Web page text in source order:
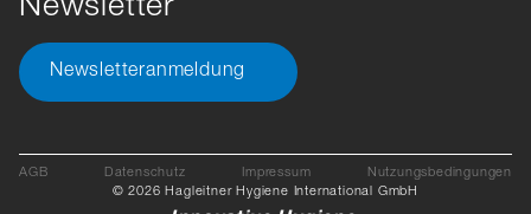
Newsletter
Newsletteranmeldung
AGB Datenschutz Impressum
Nutzungsbedingungen
© 2026 Hagleitner Hygiene International GmbH